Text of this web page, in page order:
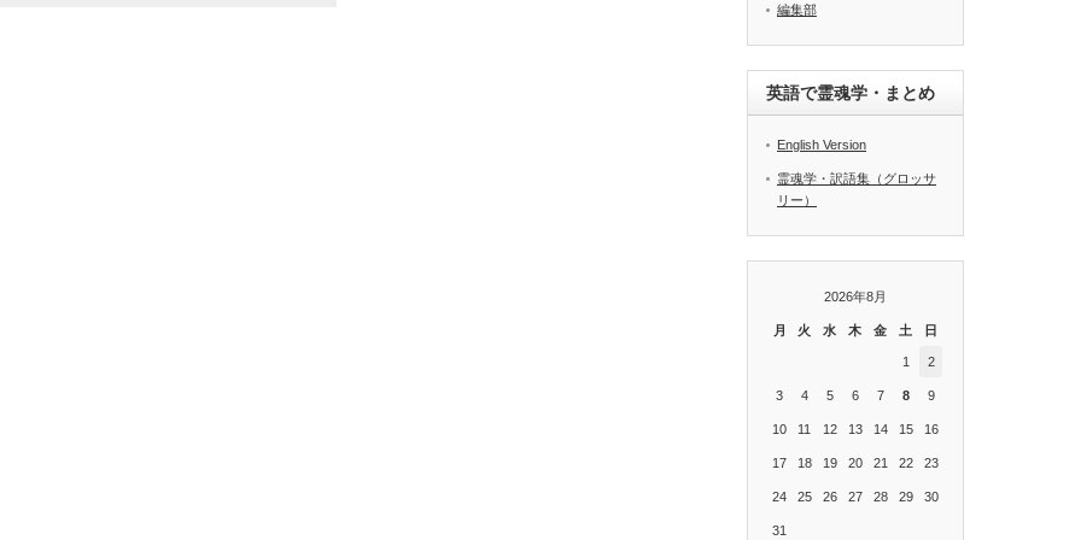
編集部
英語で霊魂学・まとめ
English Version
霊魂学・訳語集（グロッサ
リー）
2026年8月
月 火 水 木 金 土 日
1 2
3 4 5 6 7 8 9
10 11 12 13 14 15 16
17 18 19 20 21 22 23
24 25 26 27 28 29 30
31